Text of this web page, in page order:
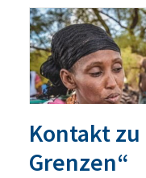
Kontakt zu
Grenzen“